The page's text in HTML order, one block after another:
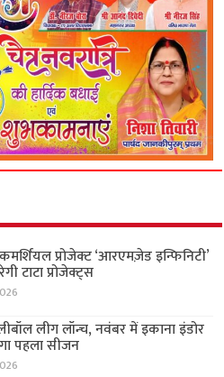
प्रोजेक्ट ‘आरएमज़ेड इन्फिनिटी’
टाटा प्रोजेक्ट्स
लीग लॉन्च, नवंबर में इकाना इंडोर
पहला सीजन